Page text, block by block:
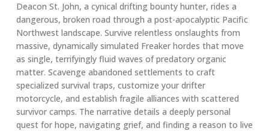
Deacon St. John, a cynical drifting bounty hunter, rides a
dangerous, broken road through a post-apocalyptic Pacific
Northwest landscape. Survive relentless onslaughts from
massive, dynamically simulated Freaker hordes that move
as single, terrifyingly fluid waves of predatory organic
matter. Scavenge abandoned settlements to craft
specialized survival traps, customize your drifter
motorcycle, and establish fragile alliances with scattered
survivor camps. The narrative details a deeply personal
quest for hope, navigating grief, and finding a reason to live